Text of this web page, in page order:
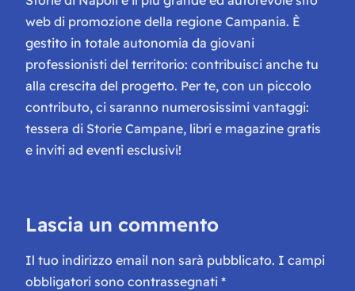
web di promozione della regione Campania. È
gestito in totale autonomia da giovani
professionisti del territorio: contribuisci anche tu
alla crescita del progetto. Per te, con un piccolo
contributo, ci saranno numerosissimi vantaggi:
tessera di Storie Campane, libri e magazine gratis
e inviti ad eventi esclusivi!
Lascia un commento
Il tuo indirizzo email non sarà pubblicato. I campi
obbligatori sono contrassegnati *